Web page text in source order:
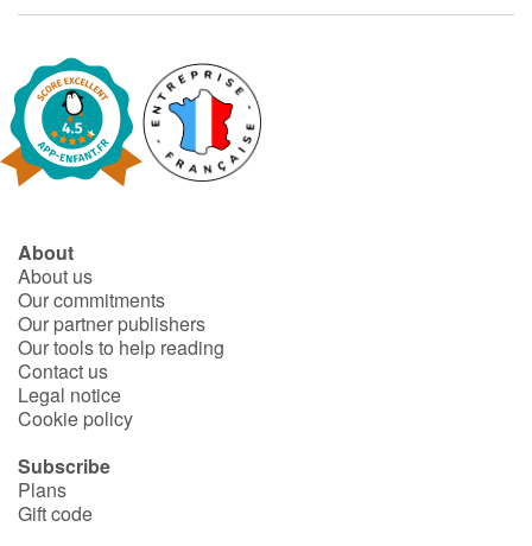
Documentaries
With the family
Daily life and hobbies
Festivals and events
Love and friendship
Social issues
Emotions and feelings
Formats and illustrations
About
About us
Our commitments
Our partner publishers
Our tools to help reading
Contact us
Legal notice
Cookie policy
Subscribe
Plans
Gift code